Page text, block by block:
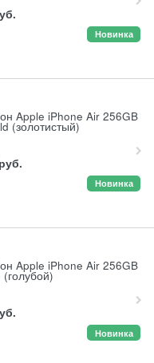
Новинка
Apple iPhone Air 256GB
(золотистый)
руб.
Новинка
Apple iPhone Air 256GB
Новинка